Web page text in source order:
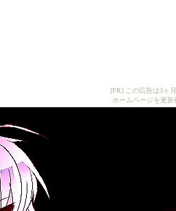
[PR] この広告は3ヶ
ホームページを更